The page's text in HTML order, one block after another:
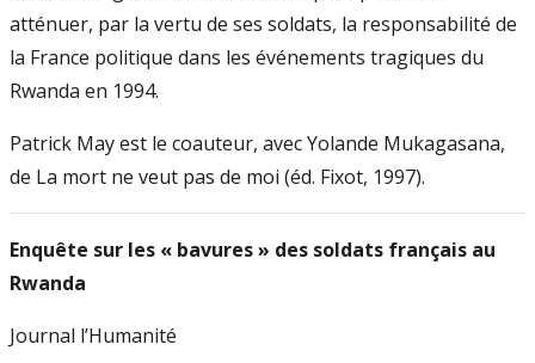
atténuer, par la vertu de ses soldats, la responsabilité de
la France politique dans les événements tragiques du
Rwanda en 1994.
Patrick May est le coauteur, avec Yolande Mukagasana,
de La mort ne veut pas de moi (éd. Fixot, 1997).
Enquête sur les « bavures » des soldats français au
Rwanda
Journal l’Humanité